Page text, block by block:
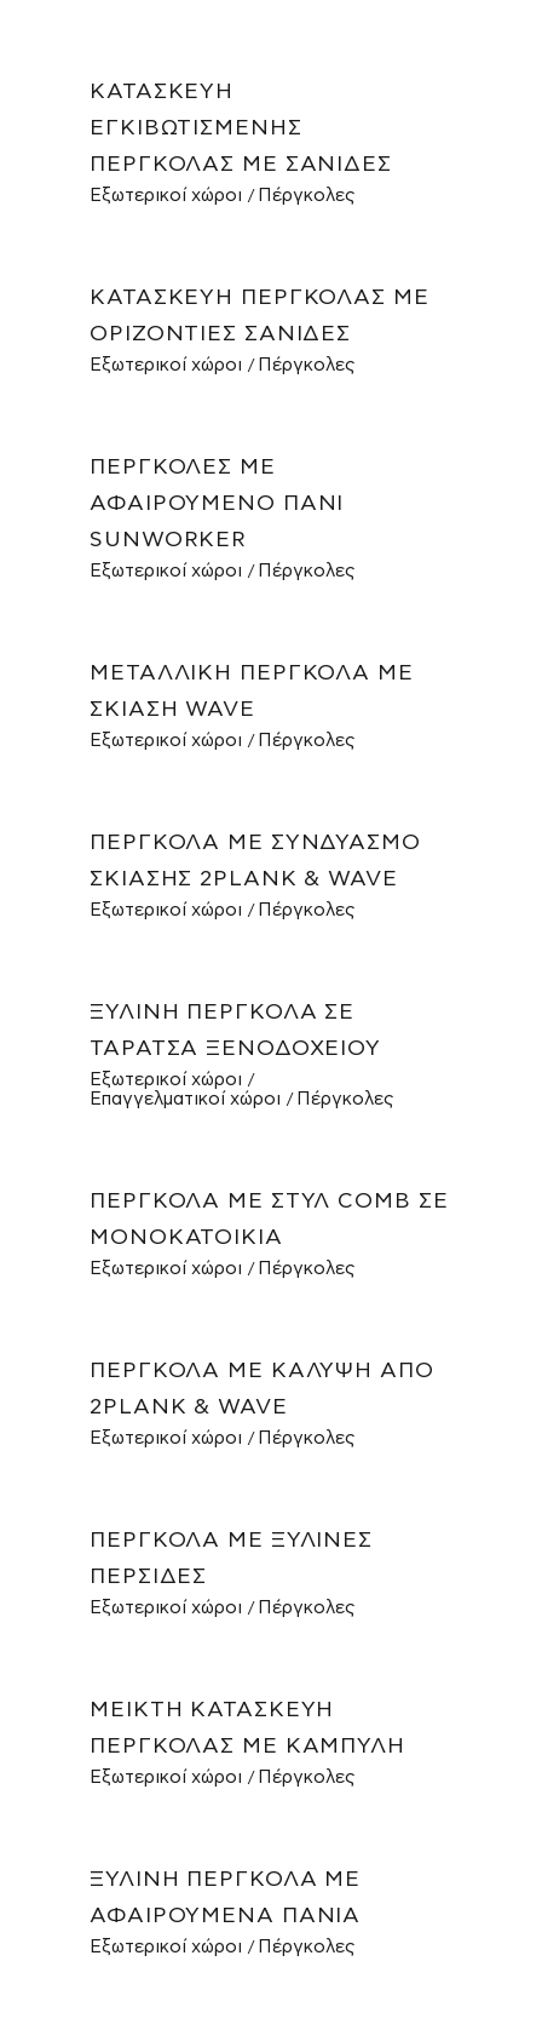
ΚΑΤΑΣΚΕΥΉ
ΕΓΚΙΒΩΤΙΣΜΈΝΗΣ
ΠΈΡΓΚΟΛΑΣ ΜΕ ΣΑΝΊΔΕΣ
Εξωτερικοί χώροι Πέργκολες
ΚΑΤΑΣΚΕΥΉ ΠΈΡΓΚΟΛΑΣ ΜΕ
ΟΡΙΖΌΝΤΙΕΣ ΣΑΝΊΔΕΣ
Εξωτερικοί χώροι Πέργκολες
ΠΈΡΓΚΟΛΕΣ ΜΕ
ΑΦΑΙΡΟΎΜΕΝΟ ΠΑΝΊ
SUNWORKER
Εξωτερικοί χώροι Πέργκολες
ΜΕΤΑΛΛΙΚΉ ΠΈΡΓΚΟΛΑ ΜΕ
ΣΚΊΑΣΗ WAVE
Εξωτερικοί χώροι Πέργκολες
ΠΈΡΓΚΟΛΑ ΜΕ ΣΥΝΔΥΑΣΜΌ
ΣΚΊΑΣΗΣ 2PLANK & WAVE
Εξωτερικοί χώροι Πέργκολες
ΞΎΛΙΝΗ ΠΈΡΓΚΟΛΑ ΣΕ
ΤΑΡΆΤΣΑ ΞΕΝΟΔΟΧΕΊΟΥ
Εξωτερικοί χώροι
Επαγγελματικοί χώροι
Πέργκολες
ΠΈΡΓΚΟΛΑ ΜΕ ΣΤΥΛ COMB ΣΕ
ΜΟΝΟΚΑΤΟΙΚΊΑ
Εξωτερικοί χώροι Πέργκολες
ΠΈΡΓΚΟΛΑ ΜΕ ΚΆΛΥΨΗ ΑΠΌ
2PLANK & WAVE
Εξωτερικοί χώροι Πέργκολες
ΠΈΡΓΚΟΛΑ ΜΕ ΞΎΛΙΝΕΣ
ΠΕΡΣΊΔΕΣ
Εξωτερικοί χώροι Πέργκολες
ΜΕΙΚΤΉ ΚΑΤΑΣΚΕΥΉ
ΠΈΡΓΚΟΛΑΣ ΜΕ ΚΑΜΠΎΛΗ
Εξωτερικοί χώροι Πέργκολες
ΞΎΛΙΝΗ ΠΈΡΓΚΟΛΑ ΜΕ
ΑΦΑΙΡΟΎΜΕΝΑ ΠΑΝΙΆ
Εξωτερικοί χώροι Πέργκολες